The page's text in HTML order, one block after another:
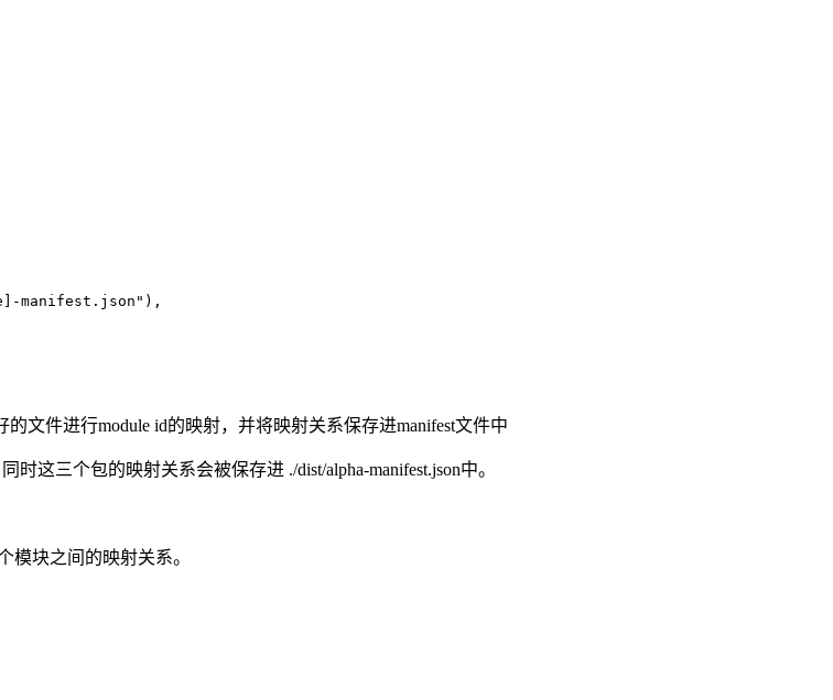
manifest.json" ),
文件进行module id的映射，并将映射关系保存进manifest文件中
时这三个包的映射关系会被保存进 ./dist/alpha-manifest.json中。
模块之间的映射关系。